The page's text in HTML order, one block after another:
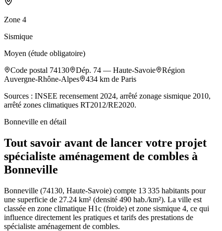
Zone 4
Sismique
Moyen (étude obligatoire)
Code postal 74130 Dép. 74 — Haute-Savoie
Région
Auvergne-Rhône-Alpes
434 km de Paris
Sources : INSEE recensement 2024, arrêté zonage sismique 2010,
arrêté zones climatiques RT2012/RE2020.
Bonneville en détail
Tout savoir avant de lancer votre projet
spécialiste aménagement de combles à
Bonneville
Bonneville (74130, Haute-Savoie) compte 13 335 habitants pour
une superficie de 27.24 km² (densité 490 hab./km²). La ville est
classée en zone climatique H1c (froide) et zone sismique 4, ce qui
influence directement les pratiques et tarifs des prestations de
spécialiste aménagement de combles.